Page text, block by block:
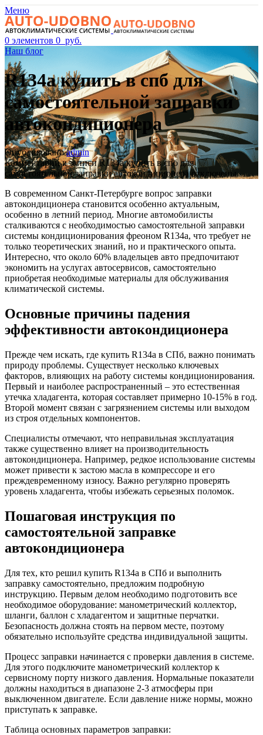
Меню
0 элементов 0 руб.
Наш блог
R134a купить в спб для
самостоятельной заправки
автокондиционера
Опубликовано admin
Комментариик записи R134a купить в спб для
самостоятельной заправки автокондиционераотключены
В современном Санкт-Петербурге вопрос заправки
автокондиционера становится особенно актуальным,
особенно в летний период. Многие автомобилисты
сталкиваются с необходимостью самостоятельной заправки
системы кондиционирования фреоном R134a, что требует не
только теоретических знаний, но и практического опыта.
Интересно, что около 60% владельцев авто предпочитают
экономить на услугах автосервисов, самостоятельно
приобретая необходимые материалы для обслуживания
климатической системы.
Основные причины падения
эффективности автокондиционера
Прежде чем искать, где купить R134a в СПб, важно понимать
природу проблемы. Существует несколько ключевых
факторов, влияющих на работу системы кондиционирования.
Первый и наиболее распространенный – это естественная
утечка хладагента, которая составляет примерно 10-15% в год.
Второй момент связан с загрязнением системы или выходом
из строя отдельных компонентов.
Специалисты отмечают, что неправильная эксплуатация
также существенно влияет на производительность
автокондиционера. Например, редкое использование системы
может привести к застою масла в компрессоре и его
преждевременному износу. Важно регулярно проверять
уровень хладагента, чтобы избежать серьезных поломок.
Пошаговая инструкция по
самостоятельной заправке
автокондиционера
Для тех, кто решил купить R134a в СПб и выполнить
заправку самостоятельно, предложим подробную
инструкцию. Первым делом необходимо подготовить все
необходимое оборудование: манометрический коллектор,
шланги, баллон с хладагентом и защитные перчатки.
Безопасность должна стоять на первом месте, поэтому
обязательно используйте средства индивидуальной защиты.
Процесс заправки начинается с проверки давления в системе.
Для этого подключите манометрический коллектор к
сервисному порту низкого давления. Нормальные показатели
должны находиться в диапазоне 2-3 атмосферы при
выключенном двигателе. Если давление ниже нормы, можно
приступать к заправке.
Таблица основных параметров заправки: